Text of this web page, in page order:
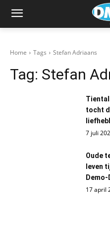
Home Tags Stefan Adriaans
Tag: Stefan
tocht
7 juli
Oude
leven
Demo-
17 april